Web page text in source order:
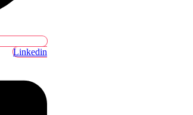
Linkedin